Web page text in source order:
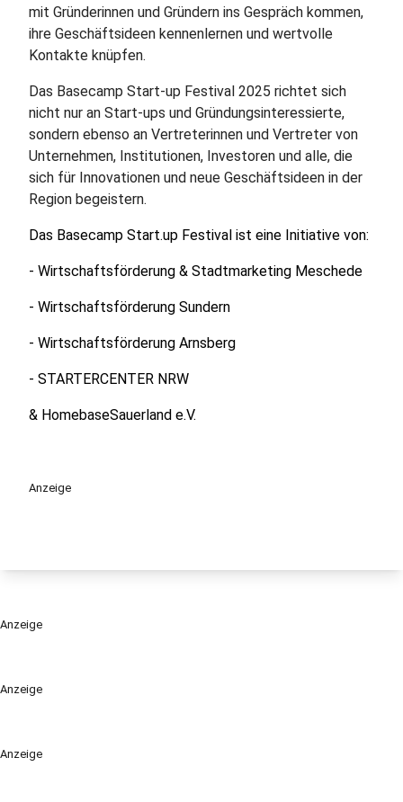
Anzeige
Anzeige
mit Gründerinnen und Gründern ins Gespräch kommen,
ihre Geschäftsideen kennenlernen und wertvolle
Kontakte knüpfen.
Das Basecamp Start-up Festival 2025 richtet sich
nicht nur an Start-ups und Gründungsinteressierte,
sondern ebenso an Vertreterinnen und Vertreter von
Unternehmen, Institutionen, Investoren und alle, die
sich für Innovationen und neue Geschäftsideen in der
Region begeistern.
Das Basecamp Start.up Festival ist eine Initiative von:
- Wirtschaftsförderung & Stadtmarketing Meschede
- Wirtschaftsförderung Sundern
- Wirtschaftsförderung Arnsberg
- STARTERCENTER NRW
& HomebaseSauerland e.V.
Anzeige
Anzeige